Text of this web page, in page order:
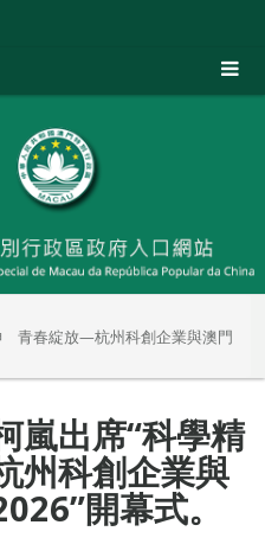
青春綻放—杭州科創企業與澳門
嵐出席“科學精
科創企業與
開幕式。